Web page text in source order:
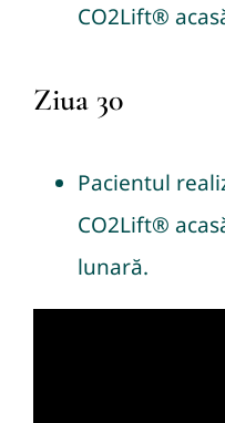
CO2Lift®
Ziua 30
Pacientul
CO2Lift®
lunară.